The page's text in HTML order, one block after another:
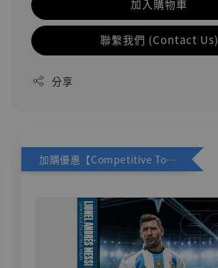
加入購物車
聯繫我們 (Contact Us)
分享
加購優惠【Competitive Toys 梅西 [CM001]】